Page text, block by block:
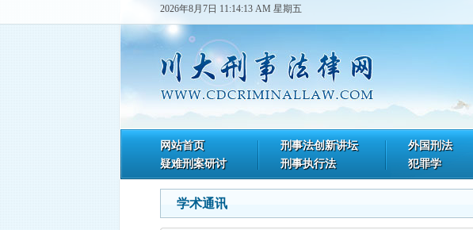
2026年8月7日 11:14:13 AM 星期五
网站首页 刑事法创新讲坛 外国刑法
疑难刑案研讨
刑事执行法 犯罪学
学术通讯